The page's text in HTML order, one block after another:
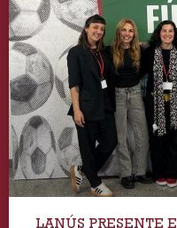
LANÚS PRESENTE